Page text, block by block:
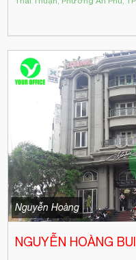
Nguyễn Hoàng
NGUYỄN HOÀNG